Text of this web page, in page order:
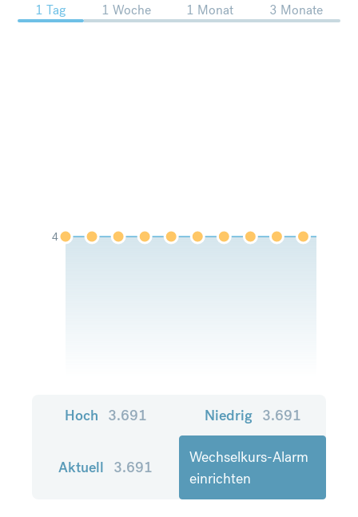
1 Tag 1 Woche 1 Monat 3 Monate
4
Hoch 3.691 Niedrig 3.691
Aktuell 3.691
Wechselkurs-Alarm
einrichten